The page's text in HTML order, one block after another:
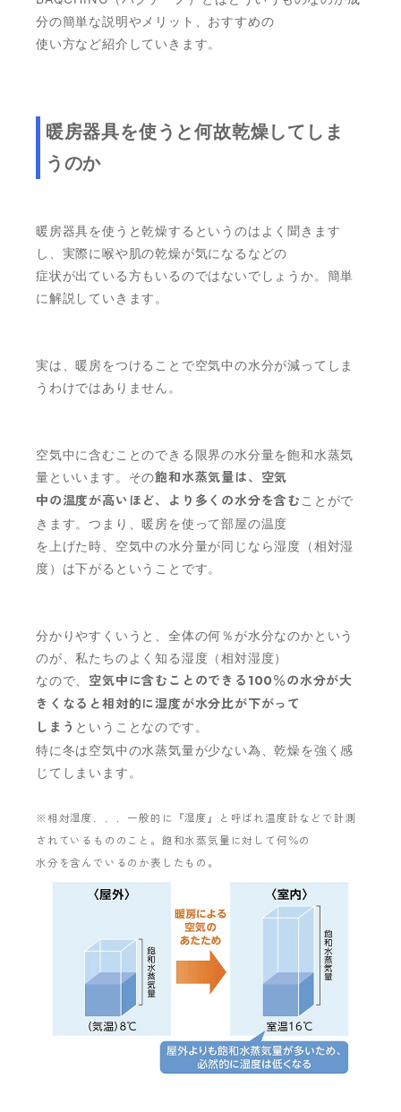
分の簡単な説明やメリット、おすすめの
使い方など紹介していきます。
暖房器具を使うと何故乾燥してしま
うのか
暖房器具を使うと乾燥するというのはよく聞きます
し、実際に喉や肌の乾燥が気になるなどの
症状が出ている方もいるのではないでしょうか。簡単
に解説していきます。
実は、暖房をつけることで空気中の水分が減ってしま
うわけではありません。
空気中に含むことのできる限界の水分量を飽和水蒸気
量といいます。その飽和水蒸気量は、 空気
中の温度が高いほど、より多くの水分を含む ことがで
きます。つまり、暖房を使って部屋の温度
を上げた時、空気中の水分量が同じなら湿度（相対湿
度）は下がるということです。
分かりやすくいうと、全体の何％が水分なのかという
のが、私たちのよく知る湿度（相対湿度）
なので、 空気中に含むことのできる100％の水分が大
きくなると相対的に湿度が水分比が下がって
しまう ということなのです。
特に冬は空気中の水蒸気量が少ない為、乾燥を強く感
じてしまいます。
※相対湿度．．．一般的に『湿度』と呼ばれ温度計などで計測
されているもののこと。飽和水蒸気量に対して何％の
水分を含んでいるのか表したもの。